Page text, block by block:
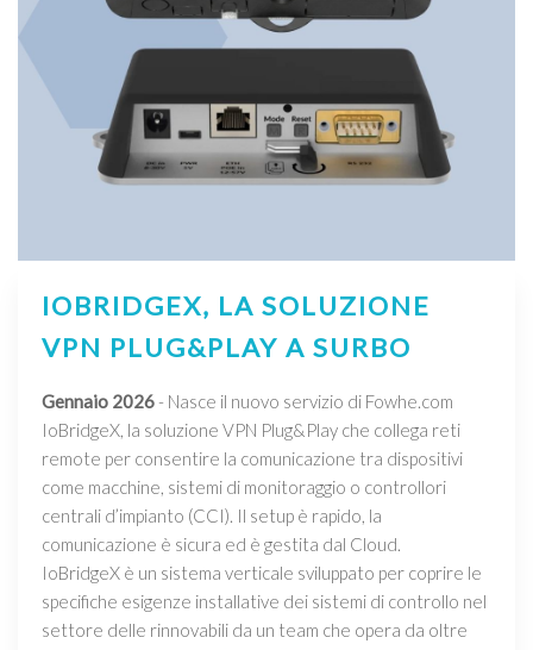
IOBRIDGEX, LA SOLUZIONE
VPN PLUG&PLAY A SURBO
Gennaio 2026- Nasce il nuovo servizio di Fowhe.com
IoBridgeX, la soluzione VPN Plug&Play che collega reti
remote per consentire la comunicazione tra dispositivi
come macchine, sistemi di monitoraggio o controllori
centrali d’impianto (CCI). Il setup è rapido, la
comunicazione è sicura ed è gestita dal Cloud.
IoBridgeX è un sistema verticale sviluppato per coprire le
specifiche esigenze installative dei sistemi di controllo nel
settore delle rinnovabili da un team che opera da oltre